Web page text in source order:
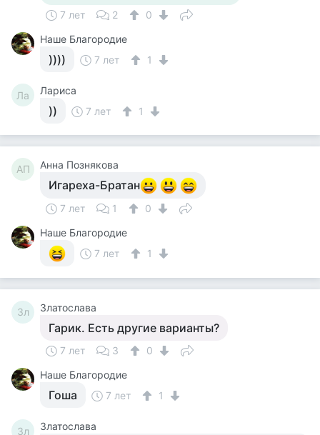
7 лет 2
0
Наше Благородие
)))) 7 лет 1
Ла Лариса
)) 7 лет 1
АП Анна Познякова
Игареха-Братан
7 лет 1
0
Наше Благородие
7 лет
1
Зл Златослава
Гарик. Есть другие варианты?
7 лет 3
0
Наше Благородие
Гоша 7 лет 1
Зл Златослава